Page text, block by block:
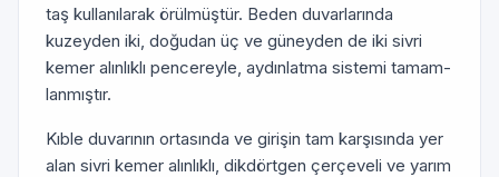
taş kullanılarak örülmüştür. Beden duvarlarında
kuzeyden iki, doğudan üç ve güneyden de iki sivri
kemer alınlıklı pencereyle, aydınlatma sistemi tamam­
lanmıştır.
Kıble duvarının ortasında ve girişin tam karşısında yer
alan sivri kemer alınlıklı, dikdörtgen çerçeveli ve yarım